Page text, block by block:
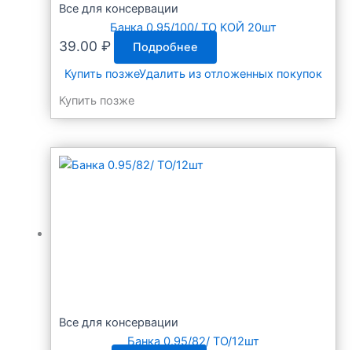
Все для консервации
Банка 0.95/100/ ТО КОЙ 20шт
39.00 ₽
Подробнее
Купить позжеУдалить из отложенных покупок
Купить позже
Все для консервации
Банка 0.95/82/ ТО/12шт